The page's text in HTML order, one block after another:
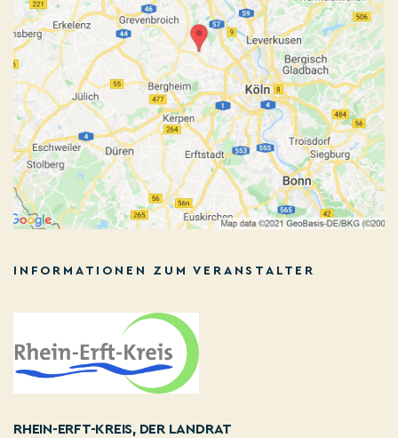
INFORMATIONEN ZUM VERANSTALTER
RHEIN-ERFT-KREIS, DER LANDRAT